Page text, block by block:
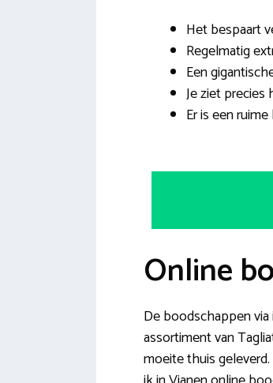
Het bespaart
Regelmatig
Een
Je ziet precies
Er is een
Online
De boodschappen
assortiment van
moeite thuis